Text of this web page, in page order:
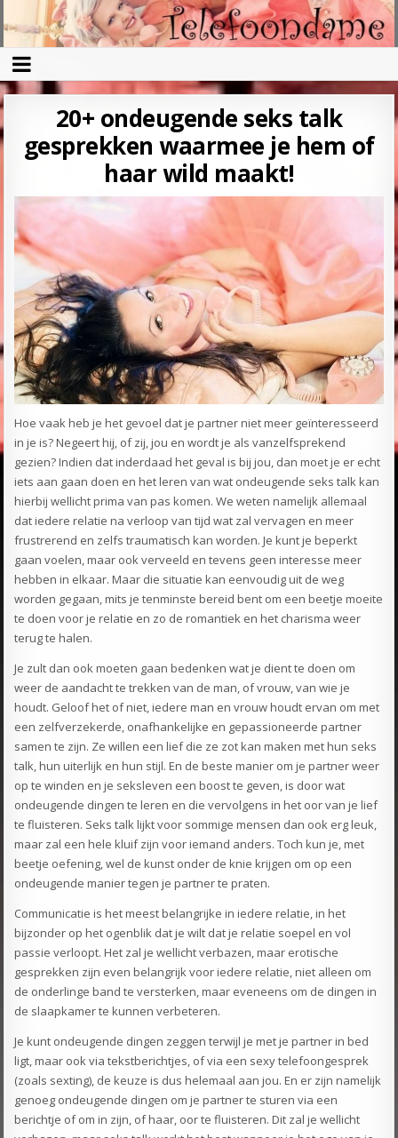
20+ ondeugende seks talk
gesprekken waarmee je hem of
haar wild maakt!
Hoe vaak heb je het gevoel dat je partner niet meer geïnteresseerd
in je is? Negeert hij, of zij, jou en wordt je als vanzelfsprekend
gezien? Indien dat inderdaad het geval is bij jou, dan moet je er echt
iets aan gaan doen en het leren van wat ondeugende seks talk kan
hierbij wellicht prima van pas komen. We weten namelijk allemaal
dat iedere relatie na verloop van tijd wat zal vervagen en meer
frustrerend en zelfs traumatisch kan worden. Je kunt je beperkt
gaan voelen, maar ook verveeld en tevens geen interesse meer
hebben in elkaar. Maar die situatie kan eenvoudig uit de weg
worden gegaan, mits je tenminste bereid bent om een beetje moeite
te doen voor je relatie en zo de romantiek en het charisma weer
terug te halen.
Je zult dan ook moeten gaan bedenken wat je dient te doen om
weer de aandacht te trekken van de man, of vrouw, van wie je
houdt. Geloof het of niet, iedere man en vrouw houdt ervan om met
een zelfverzekerde, onafhankelijke en gepassioneerde partner
samen te zijn. Ze willen een lief die ze zot kan maken met hun seks
talk, hun uiterlijk en hun stijl. En de beste manier om je partner weer
op te winden en je seksleven een boost te geven, is door wat
ondeugende dingen te leren en die vervolgens in het oor van je lief
te fluisteren. Seks talk lijkt voor sommige mensen dan ook erg leuk,
maar zal een hele kluif zijn voor iemand anders. Toch kun je, met
beetje oefening, wel de kunst onder de knie krijgen om op een
ondeugende manier tegen je partner te praten.
Communicatie is het meest belangrijke in iedere relatie, in het
bijzonder op het ogenblik dat je wilt dat je relatie soepel en vol
passie verloopt. Het zal je wellicht verbazen, maar erotische
gesprekken zijn even belangrijk voor iedere relatie, niet alleen om
de onderlinge band te versterken, maar eveneens om de dingen in
de slaapkamer te kunnen verbeteren.
Je kunt ondeugende dingen zeggen terwijl je met je partner in bed
ligt, maar ook via tekstberichtjes, of via een sexy telefoongesprek
(zoals sexting), de keuze is dus helemaal aan jou. En er zijn namelijk
genoeg ondeugende dingen om je partner te sturen via een
berichtje of om in zijn, of haar, oor te fluisteren. Dit zal je wellicht